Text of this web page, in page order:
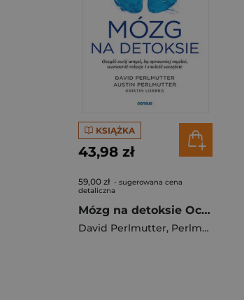
KSIĄŻKA
43,98 zł
59,00 zł - sugerowana cena
detaliczna
Mózg na detoksie Oczyść swój umysł, by sprawniej myśleć, wzmocnić relacje i znaleźć szczęście
David Perlmutter, Perlmutter Austin